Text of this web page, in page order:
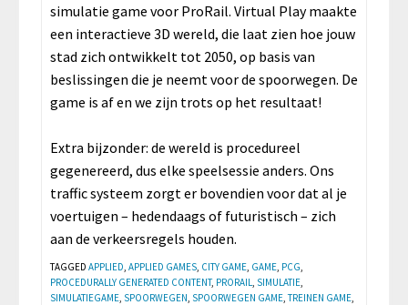
simulatie game voor ProRail. Virtual Play maakte
een interactieve 3D wereld, die laat zien hoe jouw
stad zich ontwikkelt tot 2050, op basis van
beslissingen die je neemt voor de spoorwegen. De
game is af en we zijn trots op het resultaat!
Extra bijzonder: de wereld is procedureel
gegenereerd, dus elke speelsessie anders. Ons
traffic systeem zorgt er bovendien voor dat al je
voertuigen – hedendaags of futuristisch – zich
aan de verkeersregels houden.
TAGGED APPLIED, APPLIED GAMES, CITY GAME, GAME, PCG,
PROCEDURALLY GENERATED CONTENT, PRORAIL, SIMULATIE,
SIMULATIEGAME, SPOORWEGEN, SPOORWEGEN GAME,TREINEN GAME,